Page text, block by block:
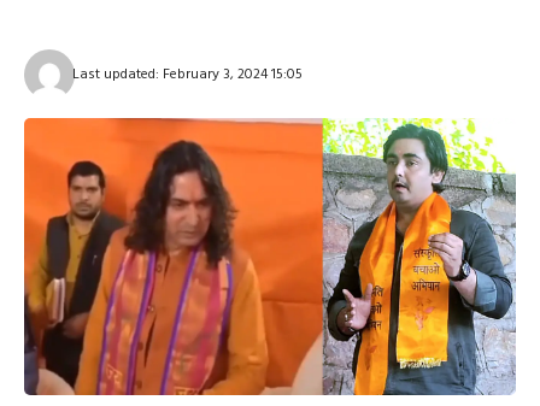
Last updated: February 3, 2024 15:05